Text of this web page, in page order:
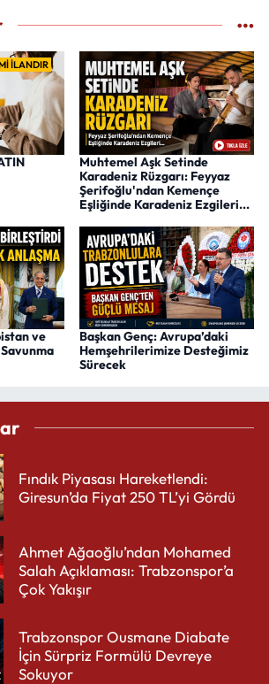
İLANDIR
Muhtemel Aşk Setinde
Karadeniz Rüzgarı: Feyyaz
Şerifoğlu'ndan Kemençe
Eşliğinde Karadeniz Ezgileri...
ve
Başkan Genç: Avrupa’daki
Hemşehrilerimize Desteğimiz
Sürecek
Fındık Piyasası Hareketlendi:
Giresun’da Fiyat 250 TL’yi Gördü
Ahmet Ağaoğlu’ndan Mohamed
Salah Açıklaması: Trabzonspor’a
Çok Yakışır
Trabzonspor Ousmane Diabate
İçin Sürpriz Formülü Devreye
Sokuyor